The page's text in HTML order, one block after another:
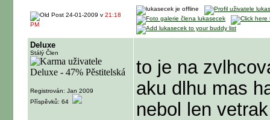
24-01-2009 v 21:18
PM
Deluxe
Stálý Člen
Registrován: Jan 2009
Příspěvků: 64
to je na
aku dlhu mas
nebol len